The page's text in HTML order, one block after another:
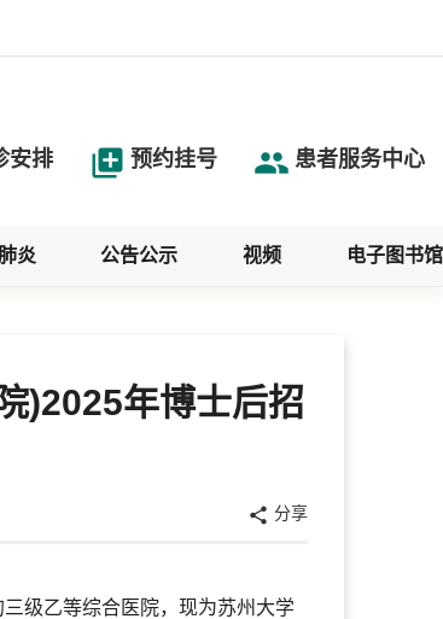
安排  预约挂号  患者服务中心
炎 公告公示 视频 电子图书馆
)2025年博士后招
 分享
级乙等综合医院，现为苏州大学